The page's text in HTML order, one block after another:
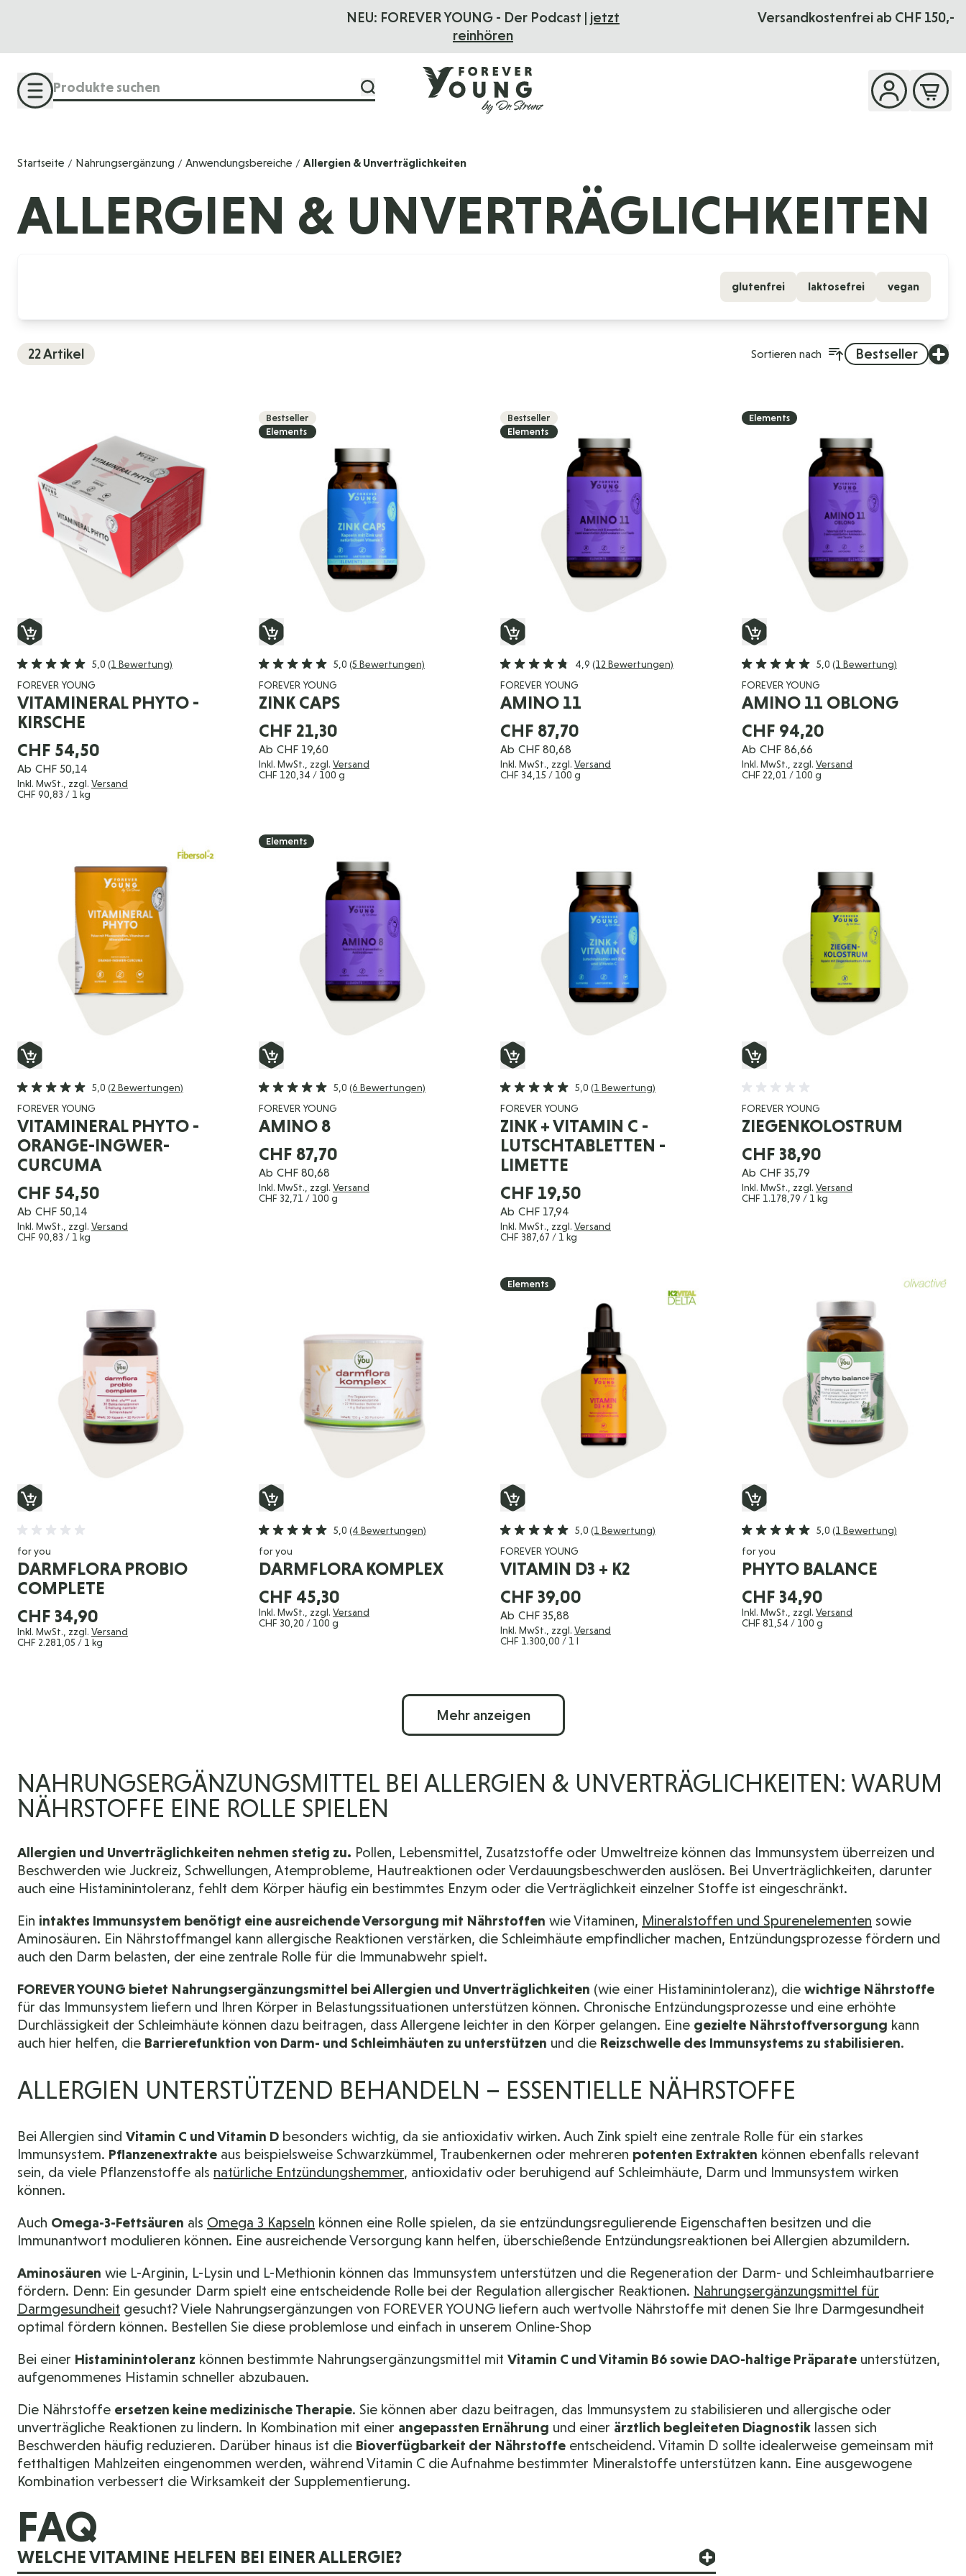
NEU: FOREVER YOUNG - Der Podcast | jetzt
reinhören
Versandkostenfrei ab CHF 150,-
Suche
Startseite / Nahrungsergänzung / Anwendungsbereiche / Allergien & Unverträglichkeiten
ALLERGIEN & UNVERTRÄGLICHKEITEN
glutenfrei laktosefrei vegan
22Artikel Sortieren nach Bestseller
5,0 (1 Bewertung)
FOREVER YOUNG
VITAMINERAL PHYTO -
KIRSCHE
CHF 54,50
Ab CHF 50,14
Inkl. MwSt., zzgl. Versand
CHF 90,83 / 1 kg
5,0 (5 Bewertungen)
FOREVER YOUNG
ZINK CAPS
CHF 21,30
Ab CHF 19,60
Inkl. MwSt., zzgl. Versand
CHF 120,34 / 100 g
Bestseller
Elements
4,9 (12 Bewertungen)
FOREVER YOUNG
AMINO 11
CHF 87,70
Ab CHF 80,68
Inkl. MwSt., zzgl. Versand
CHF 34,15 / 100 g
Bestseller
Elements
5,0 (1 Bewertung)
FOREVER YOUNG
AMINO 11 OBLONG
CHF 94,20
Ab CHF 86,66
Inkl. MwSt., zzgl. Versand
CHF 22,01 / 100 g
Elements
5,0 (2 Bewertungen)
FOREVER YOUNG
VITAMINERAL PHYTO -
ORANGE-INGWER-
CURCUMA
CHF 54,50
Ab CHF 50,14
Inkl. MwSt., zzgl. Versand
CHF 90,83 / 1 kg
5,0 (6 Bewertungen)
FOREVER YOUNG
AMINO 8
CHF 87,70
Ab CHF 80,68
Inkl. MwSt., zzgl. Versand
CHF 32,71 / 100 g
Elements
5,0 (1 Bewertung)
FOREVER YOUNG
ZINK + VITAMIN C -
LUTSCHTABLETTEN -
LIMETTE
CHF 19,50
Ab CHF 17,94
Inkl. MwSt., zzgl. Versand
CHF 387,67 / 1 kg
FOREVER YOUNG
ZIEGENKOLOSTRUM
CHF 38,90
Ab CHF 35,79
Inkl. MwSt., zzgl. Versand
CHF 1.178,79 / 1 kg
for you
DARMFLORA PROBIO
COMPLETE
CHF 34,90
Inkl. MwSt., zzgl. Versand
CHF 2.281,05 / 1 kg
5,0 (4 Bewertungen)
for you
DARMFLORA KOMPLEX
CHF 45,30
Inkl. MwSt., zzgl. Versand
CHF 30,20 / 100 g
5,0 (1 Bewertung)
FOREVER YOUNG
VITAMIN D3 + K2
CHF 39,00
Ab CHF 35,88
Inkl. MwSt., zzgl. Versand
CHF 1.300,00 / 1 l
Elements
5,0 (1 Bewertung)
for you
PHYTO BALANCE
CHF 34,90
Inkl. MwSt., zzgl. Versand
CHF 81,54 / 100 g
Mehr anzeigen
NAHRUNGSERGÄNZUNGSMITTEL BEI ALLERGIEN & UNVERTRÄGLICHKEITEN: WARUM
NÄHRSTOFFE EINE ROLLE SPIELEN
Allergien und Unverträglichkeiten nehmen stetig zu. Pollen, Lebensmittel, Zusatzstoffe oder Umweltreize können das Immunsystem überreizen und
Beschwerden wie Juckreiz, Schwellungen, Atemprobleme, Hautreaktionen oder Verdauungsbeschwerden auslösen. Bei Unverträglichkeiten, darunter
auch eine Histaminintoleranz, fehlt dem Körper häufig ein bestimmtes Enzym oder die Verträglichkeit einzelner Stoffe ist eingeschränkt.
Ein intaktes Immunsystem benötigt eine ausreichende Versorgung mit Nährstoffen wie Vitaminen, Mineralstoffen und Spurenelementen sowie
Aminosäuren. Ein Nährstoffmangel kann allergische Reaktionen verstärken, die Schleimhäute empfindlicher machen, Entzündungsprozesse fördern und
auch den Darm belasten, der eine zentrale Rolle für die Immunabwehr spielt.
FOREVER YOUNG bietet Nahrungsergänzungsmittel bei Allergien und Unverträglichkeiten (wie einer Histaminintoleranz), die wichtige Nährstoffe
für das Immunsystem liefern und Ihren Körper in Belastungssituationen unterstützen können. Chronische Entzündungsprozesse und eine erhöhte
Durchlässigkeit der Schleimhäute können dazu beitragen, dass Allergene leichter in den Körper gelangen. Eine gezielte Nährstoffversorgung kann
auch hier helfen, die Barrierefunktion von Darm- und Schleimhäuten zu unterstützen und die Reizschwelle des Immunsystems zu stabilisieren.
ALLERGIEN UNTERSTÜTZEND BEHANDELN – ESSENTIELLE NÄHRSTOFFE
Bei Allergien sind Vitamin C und Vitamin D besonders wichtig, da sie antioxidativ wirken. Auch Zink spielt eine zentrale Rolle für ein starkes
Immunsystem. Pflanzenextrakte aus beispielsweise Schwarzkümmel, Traubenkernen oder mehreren potenten Extrakten können ebenfalls relevant
sein, da viele Pflanzenstoffe als natürliche Entzündungshemmer, antioxidativ oder beruhigend auf Schleimhäute, Darm und Immunsystem wirken
können.
Auch Omega-3-Fettsäuren als Omega 3 Kapseln können eine Rolle spielen, da sie entzündungsregulierende Eigenschaften besitzen und die
Immunantwort modulieren können. Eine ausreichende Versorgung kann helfen, überschießende Entzündungsreaktionen bei Allergien abzumildern.
Aminosäuren wie L-Arginin, L-Lysin und L-Methionin können das Immunsystem unterstützen und die Regeneration der Darm- und Schleimhautbarriere
fördern. Denn: Ein gesunder Darm spielt eine entscheidende Rolle bei der Regulation allergischer Reaktionen. Nahrungsergänzungsmittel für
Darmgesundheit gesucht? Viele Nahrungsergänzungen von FOREVER YOUNG liefern auch wertvolle Nährstoffe mit denen Sie Ihre Darmgesundheit
optimal fördern können. Bestellen Sie diese problemlose und einfach in unserem Online-Shop
Bei einer Histaminintoleranz können bestimmte Nahrungsergänzungsmittel mit Vitamin C und Vitamin B6 sowie DAO-haltige Präparate unterstützen,
aufgenommenes Histamin schneller abzubauen.
Die Nährstoffe ersetzen keine medizinische Therapie. Sie können aber dazu beitragen, das Immunsystem zu stabilisieren und allergische oder
unverträgliche Reaktionen zu lindern. In Kombination mit einer angepassten Ernährung und einer ärztlich begleiteten Diagnostik lassen sich
Beschwerden häufig reduzieren. Darüber hinaus ist die Bioverfügbarkeit der Nährstoffe entscheidend. Vitamin D sollte idealerweise gemeinsam mit
fetthaltigen Mahlzeiten eingenommen werden, während Vitamin C die Aufnahme bestimmter Mineralstoffe unterstützen kann. Eine ausgewogene
Kombination verbessert die Wirksamkeit der Supplementierung.
FAQ
WELCHE VITAMINE HELFEN BEI EINER ALLERGIE?